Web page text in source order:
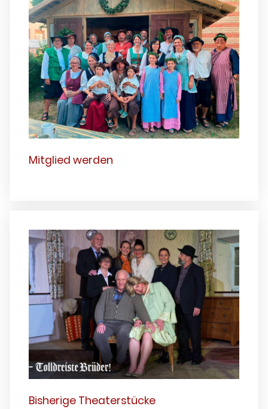
Mitglied werden
Bisherige Theaterstücke